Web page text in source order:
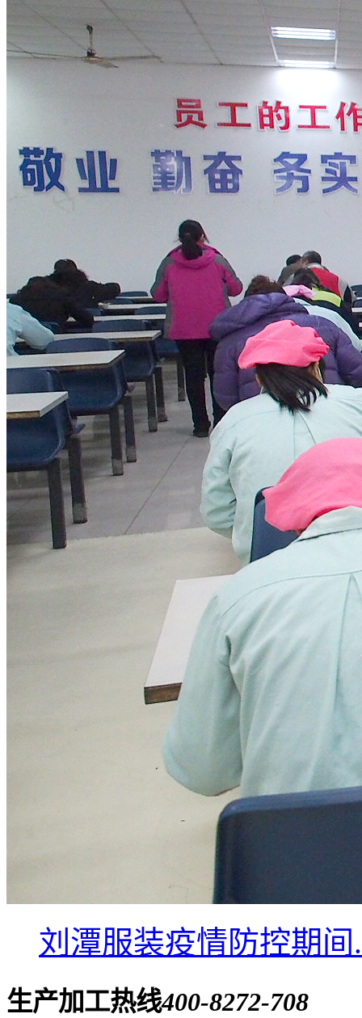
刘潭服装疫情防控期间
生产加工热线400-8272-708